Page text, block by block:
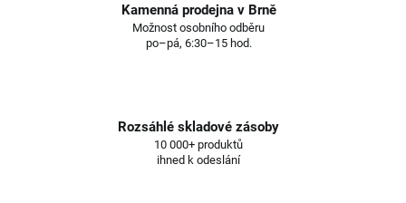
Kamenná prodejna v Brně
Možnost osobního odběru
po–pá, 6:30–15 hod.
Rozsáhlé skladové zásoby
10 000+ produktů
ihned k odeslání